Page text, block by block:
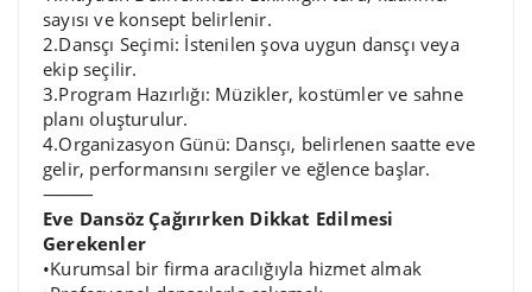
sayısı ve konsept belirlenir.
2.Dansçı Seçimi: İstenilen şova uygun dansçı veya
ekip seçilir.
3.Program Hazırlığı: Müzikler, kostümler ve sahne
planı oluşturulur.
4.Organizasyon Günü: Dansçı, belirlenen saatte eve
gelir, performansını sergiler ve eğlence başlar.
⸻
Eve Dansöz Çağırırken Dikkat Edilmesi
Gerekenler
•Kurumsal bir firma aracılığıyla hizmet almak